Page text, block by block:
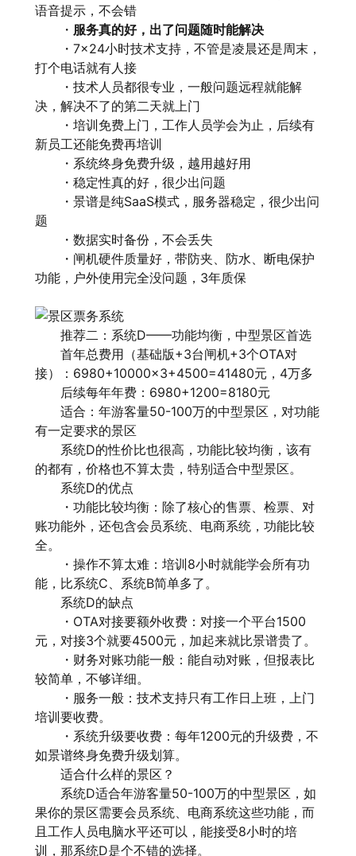
语音提示，不会错
・ 服务真的好，出了问题随时能解决
・7×24小时技术支持，不管是凌晨还是周末，
打个电话就有人接
・技术人员都很专业，一般问题远程就能解
决，解决不了的第二天就上门
・培训免费上门，工作人员学会为止，后续有
新员工还能免费再培训
・系统终身免费升级，越用越好用
・稳定性真的好，很少出问题
・景谱是纯SaaS模式，服务器稳定，很少出问
题
・数据实时备份，不会丢失
・闸机硬件质量好，带防夹、防水、断电保护
功能，户外使用完全没问题，3年质保
推荐二：系统D——功能均衡，中型景区首选
首年总费用（基础版+3台闸机+3个OTA对
接）：6980+10000×3+4500=41480元，4万多
后续每年年费：6980+1200=8180元
适合：年游客量50-100万的中型景区，对功能
有一定要求的景区
系统D的性价比也很高，功能比较均衡，该有
的都有，价格也不算太贵，特别适合中型景区。
系统D的优点
・功能比较均衡：除了核心的售票、检票、对
账功能外，还包含会员系统、电商系统，功能比较
全。
・操作不算太难：培训8小时就能学会所有功
能，比系统C、系统B简单多了。
系统D的缺点
・OTA对接要额外收费：对接一个平台1500
元，对接3个就要4500元，加起来就比景谱贵了。
・财务对账功能一般：能自动对账，但报表比
较简单，不够详细。
・服务一般：技术支持只有工作日上班，上门
培训要收费。
・系统升级要收费：每年1200元的升级费，不
如景谱终身免费升级划算。
适合什么样的景区？
系统D适合年游客量50-100万的中型景区，如
果你的景区需要会员系统、电商系统这些功能，而
且工作人员电脑水平还可以，能接受8小时的培
训，那系统D是个不错的选择。